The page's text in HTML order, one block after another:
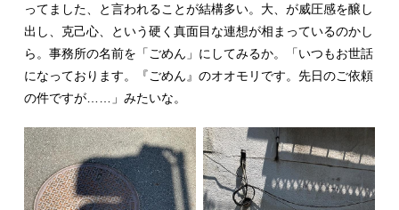
ってました、と言われることが結構多い。大、が威圧感を醸し
出し、克己心、という硬く真面目な連想が相まっているのかし
ら。事務所の名前を「ごめん」にしてみるか。「いつもお世話
になっております。『ごめん』のオオモリです。先日のご依頼
の件ですが……」みたいな。